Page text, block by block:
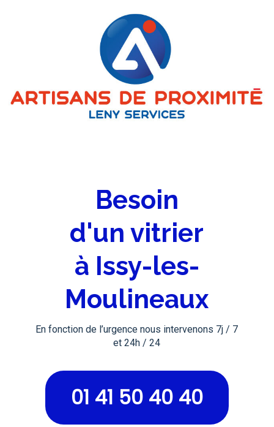
Besoin
d'un vitrier
à Issy-les-
Moulineaux
En fonction de l’urgence nous intervenons 7j / 7
et 24h / 24
01 41 50 40 40